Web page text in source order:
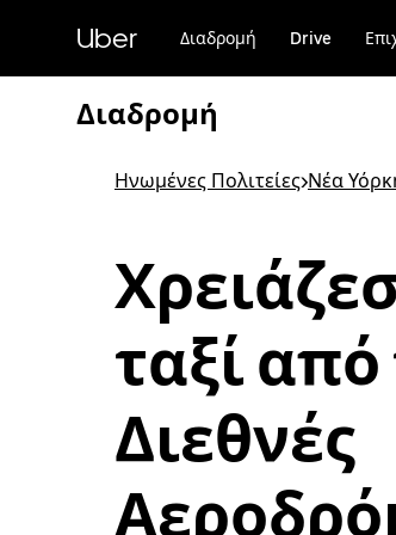
περιεχόμενο
Uber Διαδρομή Drive
Διαδρομή
Ηνωμένες Πολιτείες>Νέα
ταξί από
Διεθνές